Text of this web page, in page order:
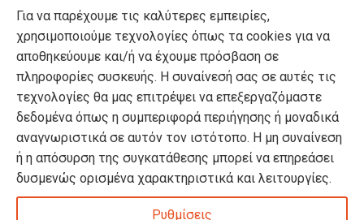
Επικοινωνία
Πρόσφατα Άρθρα
Τελικές χειμερινές εκπτώσεις -50% σε όλα τα
προϊόντα!
Βρείτε όλα τα πασχαλινά μας είδη σε -50%
έκπτωση!
2023. developed byPYLARINOS Advertising
Για να παρέχουμε τις καλύτερες εμπειρίες,
χρησιμοποιούμε τεχνολογίες όπως τα cookies για να
αποθηκεύουμε και/ή να έχουμε πρόσβαση σε
πληροφορίες συσκευής. Η συναίνεσή σας σε αυτές τις
τεχνολογίες θα μας επιτρέψει να επεξεργαζόμαστε
δεδομένα όπως η συμπεριφορά περιήγησης ή μοναδικά
αναγνωριστικά σε αυτόν τον ιστότοπο. Η μη συναίνεση
ή η απόσυρση της συγκατάθεσης μπορεί να επηρεάσει
δυσμενώς ορισμένα χαρακτηριστικά και λειτουργίες.
Ρυθμίσεις